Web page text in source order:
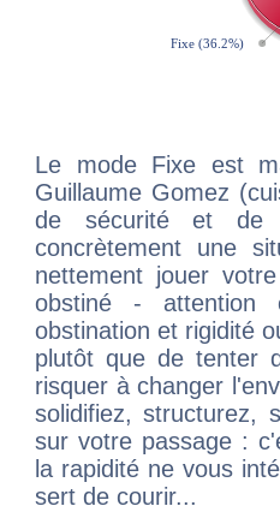
Le mode Fixe est
Guillaume Gomez
de sécurité et de
concrètement une
nettement jouer
obstiné - attention
obstination et rigidité
plutôt que de tenter
risquer à changer
solidifiez, structurez,
sur votre passage :
la rapidité ne vous
sert de courir...